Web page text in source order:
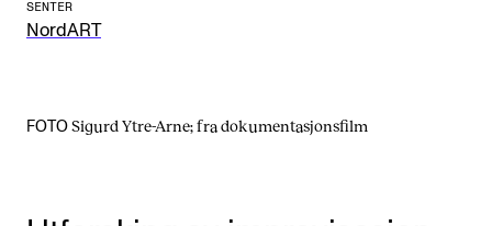
Nettverk
SENTER
NordART
FOTO Sigurd Ytre-Arne; fra dokumentasjonsfilm